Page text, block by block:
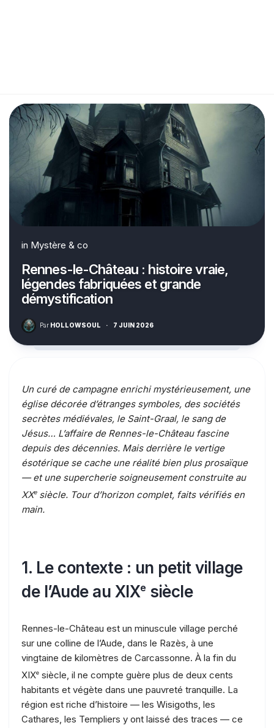
in Mystère & co
Rennes-le-Château : histoire vraie,
légendes fabriquées et grande
démystification
Par HOLLOWSOUL · 7 JUIN 2026
Un curé de campagne enrichi mystérieusement, une
église décorée d’étranges symboles, des sociétés
secrètes médiévales, le Saint-Graal, le sang de
Jésus… L’affaire de Rennes-le-Château fascine
depuis des décennies. Mais derrière le vertige
ésotérique se cache une réalité bien plus prosaïque
— et une supercherie soigneusement construite au
XXesiècle. Tour d’horizon complet, faits vérifiés en
main.
1. Le contexte : un petit village
de l’Aude au XIXe siècle
Rennes-le-Château est un minuscule village perché
sur une colline de l’Aude, dans le Razès, à une
vingtaine de kilomètres de Carcassonne. À la fin du
XIXe siècle, il ne compte guère plus de deux cents
habitants et végète dans une pauvreté tranquille. La
région est riche d’histoire — les Wisigoths, les
Cathares, les Templiers y ont laissé des traces — ce